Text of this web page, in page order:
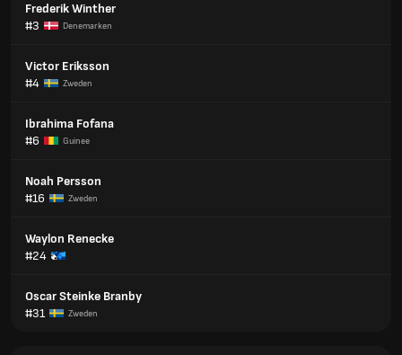
Frederik Winther
#3
Denemarken
Victor Eriksson
#4
Zweden
Ibrahima Fofana
#6
Guinee
Noah Persson
#16
Zweden
Waylon Renecke
#24
Oscar Steinke Branby
#31
Zweden